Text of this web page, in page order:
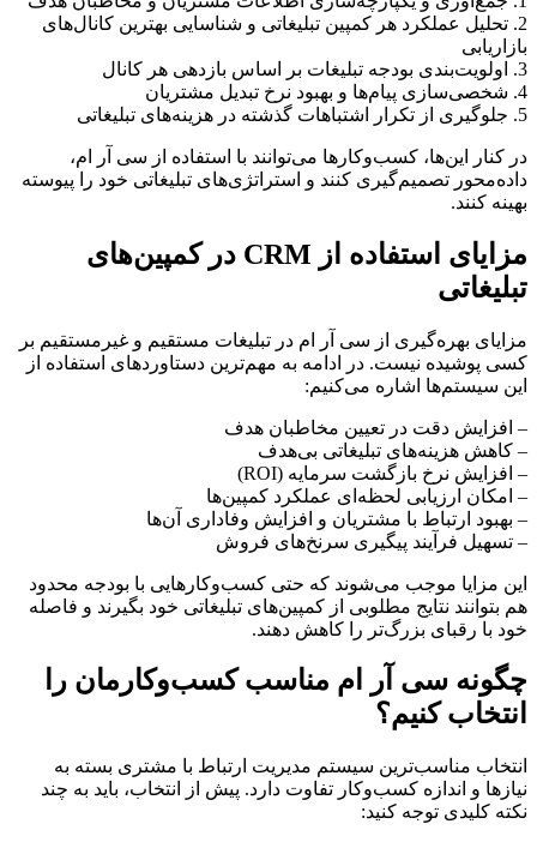
2. تحلیل عملکرد هر کمپین تبلیغاتی و شناسایی بهترین کانال‌های
بازاریابی
3. اولویت‌بندی بودجه تبلیغات بر اساس بازدهی هر کانال
4. شخصی‌سازی پیام‌ها و بهبود نرخ تبدیل مشتریان
5. جلوگیری از تکرار اشتباهات گذشته در هزینه‌های تبلیغاتی
در کنار این‌ها، کسب‌وکارها می‌توانند با استفاده از سی آر ام،
داده‌محور تصمیم‌گیری کنند و استراتژی‌های تبلیغاتی خود را پیوسته
بهینه کنند.
مزایای استفاده از CRM در کمپین‌های
تبلیغاتی
مزایای بهره‌گیری از سی آر ام در تبلیغات مستقیم و غیرمستقیم بر
کسی پوشیده نیست. در ادامه به مهم‌ترین دستاوردهای استفاده از
این سیستم‌ها اشاره می‌کنیم:
– افزایش دقت در تعیین مخاطبان هدف
– کاهش هزینه‌های تبلیغاتی بی‌هدف
– افزایش نرخ بازگشت سرمایه (ROI)
– امکان ارزیابی لحظه‌ای عملکرد کمپین‌ها
– بهبود ارتباط با مشتریان و افزایش وفاداری آن‌ها
– تسهیل فرآیند پیگیری سرنخ‌های فروش
این مزایا موجب می‌شوند که حتی کسب‌وکارهایی با بودجه محدود
هم بتوانند نتایج مطلوبی از کمپین‌های تبلیغاتی خود بگیرند و فاصله
خود با رقبای بزرگ‌تر را کاهش دهند.
چگونه سی آر ام مناسب کسب‌وکارمان را
انتخاب کنیم؟
انتخاب مناسب‌ترین سیستم مدیریت ارتباط با مشتری بسته به
نیازها و اندازه کسب‌وکار تفاوت دارد. پیش از انتخاب، باید به چند
نکته کلیدی توجه کنید: